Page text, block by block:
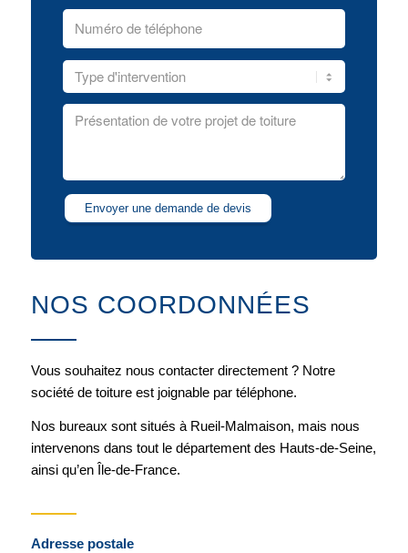
NOS COORDONNÉES
Vous souhaitez nous contacter directement ? Notre
société de toiture est joignable par téléphone.
Nos bureaux sont situés à Rueil-Malmaison, mais nous
intervenons dans tout le département des Hauts-de-Seine,
ainsi qu’en Île-de-France.
Adresse postale